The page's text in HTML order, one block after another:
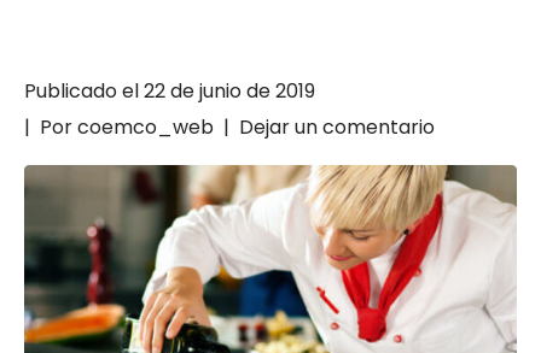
Publicado el22 de junio de 2019
Porcoemco_web Dejar un comentario